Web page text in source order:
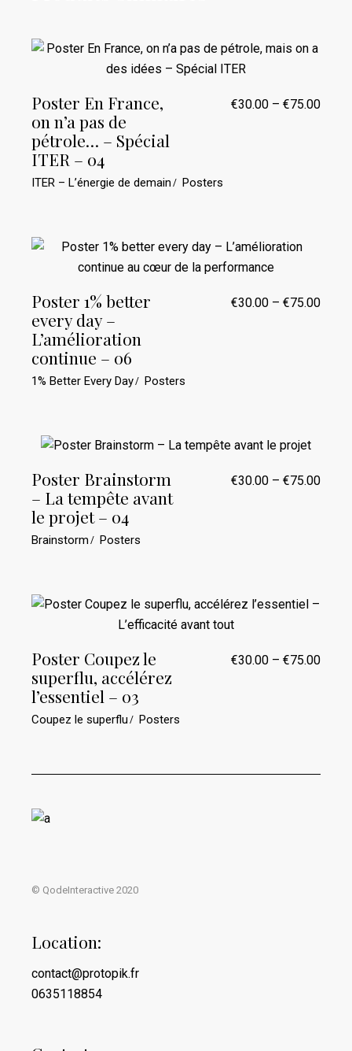
Poster En France,
on n’a pas de
pétrole… – Spécial
ITER – 04
€30.00– €75.00Plage
ITER – L’énergie de demain Posters
Poster 1% better
every day –
L’amélioration
continue – 06
€30.00– €75.00Plage
1% Better Every Day Posters
Poster Brainstorm
– La tempête avant
le projet – 04
€30.00– €75.00Plage
Brainstorm Posters
Poster Coupez le
superflu, accélérez
l’essentiel – 03
€30.00– €75.00Plage
Coupez le superflu Posters
© QodeInteractive 2020
Location:
contact@protopik.fr
0635118854